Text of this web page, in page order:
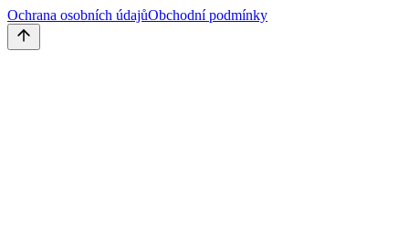
Ochrana osobních údajůObchodní podmínky